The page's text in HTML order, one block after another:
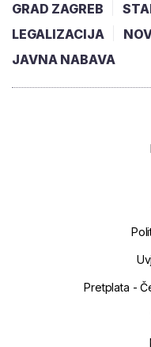
GRAD ZAGREB
LEGALIZACIJA
JAVNA NABAVA
Pretplata -